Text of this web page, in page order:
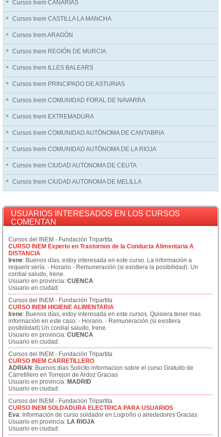
Cursos Inem CANARIAS
Cursos Inem CASTILLA LA MANCHA
Cursos Inem ARAGÓN
Cursos Inem REGIÓN DE MURCIA
Cursos Inem ILLES BALEARS
Cursos Inem PRINCIPADO DE ASTURIAS
Cursos Inem COMUNIDAD FORAL DE NAVARRA
Cursos Inem EXTREMADURA
Cursos Inem COMUNIDAD AUTÓNOMA DE CANTABRIA
Cursos Inem COMUNIDAD AUTÓNOMA DE LA RIOJA
Cursos Inem CIUDAD AUTONOMA DE CEUTA
Cursos Inem CIUDAD AUTONOMA DE MELILLA
USUARIOS INTERESADOS EN LOS CURSOS
COMENTAN
Cursos del INEM - Fundación Tripartita
CURSO INEM Experto en Trastornos de la Conducta Alimentaria A
DISTANCIA
Irene: Buenos días, estoy interesada en este curso. La información a
requerir sería: - Horario - Remuneración (si existiera la posibilidad). Un
cordial saludo, Irene.
Usuario en provincia: CUENCA
Usuario en ciudad:
Cursos del INEM - Fundación Tripartita
CURSO INEM HIGIENE ALIMENTARIA
Irene: Buenos días, estoy interesada en este cursos. Quisiera tener mas
información en este caso: - Horario. - Remuneración (si existiera
posibilidad) Un cordial saludo, Irene.
Usuario en provincia: CUENCA
Usuario en ciudad:
Cursos del INEM - Fundación Tripartita
CURSO INEM CARRETILLERO
ADRIAN : Buenos dias Solicito informacion sobre el curso Gratuito de
Carretillero en Torrejon de Ardoz Gracias
Usuario en provincia: MADRID
Usuario en ciudad:
Cursos del INEM - Fundación Tripartita
CURSO INEM SOLDADURA ELECTRICA PARA USUARIOS
Eva: Información de curso soldador en Logroño o alrededores Gracias
Usuario en provincia: LA RIOJA
Usuario en ciudad: